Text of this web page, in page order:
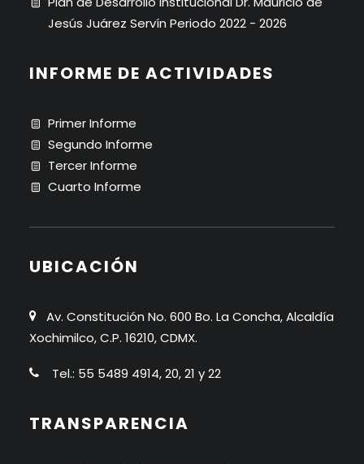
Jesús Juárez Servín Periodo 2022 - 2026
INFORME DE ACTIVIDADES
Primer Informe
Segundo Informe
Tercer Informe
Cuarto Informe
UBICACIÓN
Av. Constitución No. 600 Bo. La Concha, Alcaldía
Xochimilco, C.P. 16210, CDMX.
Tel.: 55 5489 4914, 20, 21 y 22
TRANSPARENCIA